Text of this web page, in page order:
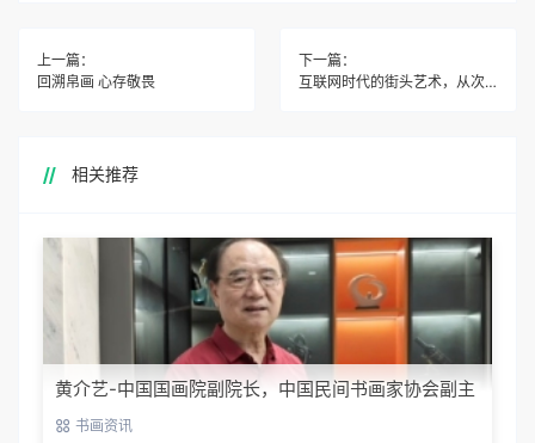
上一篇：
回溯帛画 心存敬畏
下一篇：
互联网时代的街头艺术，从次文化到掘金产业
相关推荐
黄介艺-中国国画院副院长，中国民间书画家协会副主
席 书画资讯